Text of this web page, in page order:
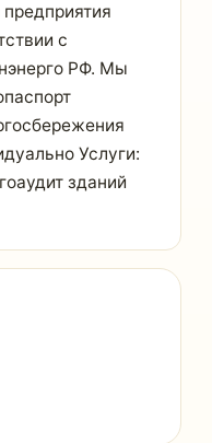
с
РФ. Мы
Услуги:
зданий